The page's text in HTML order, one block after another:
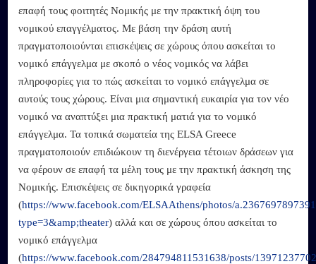
επαφή τους φοιτητές Νομικής με την πρακτική όψη του
νομικού επαγγέλματος. Με βάση την δράση αυτή
πραγματοποιούνται επισκέψεις σε χώρους όπου ασκείται το
νομικό επάγγελμα με σκοπό ο νέος νομικός να λάβει
πληροφορίες για το πώς ασκείται το νομικό επάγγελμα σε
αυτούς τους χώρους. Είναι μια σημαντική ευκαιρία για τον νέο
νομικό να αναπτύξει μια πρακτική ματιά για το νομικό
επάγγελμα. Τα τοπικά σωματεία της ELSA Greece
πραγματοποιούν επιδιώκουν τη διενέργεια τέτοιων δράσεων για
να φέρουν σε επαφή τα μέλη τους με την πρακτική άσκηση της
Νομικής. Επισκέψεις σε δικηγορικά γραφεία
(https://www.facebook.com/ELSAAthens/photos/
type=3&amp;theater) αλλά και σε χώρους όπου ασκείται το
νομικό επάγγελμα
(https://www.facebook.com/284794811531638/posts/